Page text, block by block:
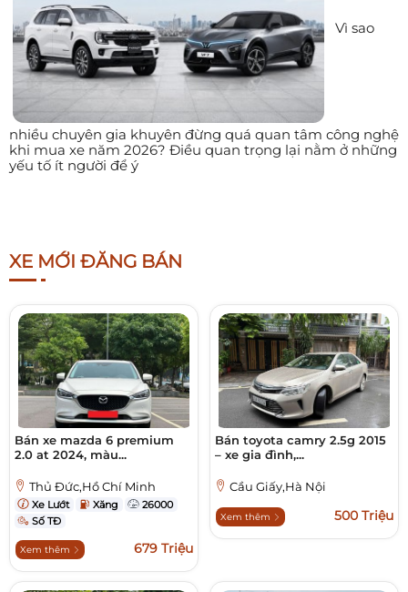
Vì sao
nhiều chuyên gia khuyên đừng quá quan tâm công nghệ
khi mua xe năm 2026? Điều quan trọng lại nằm ở những
yếu tố ít người để ý
XE MỚI ĐĂNG BÁN
Bán xe mazda 6 premium
2.0 at 2024, màu...
Thủ Đức,Hồ Chí Minh
Xe Lướt Xăng
26000
Số TĐ
Xem thêm 679 Triệu
Bán toyota camry 2.5g 2015
– xe gia đình,...
Cầu Giấy,Hà Nội
Xem thêm 500 Triệu